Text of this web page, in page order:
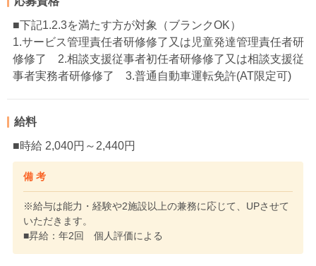
■下記1.2.3を満たす方が対象（ブランクOK）
1.サービス管理責任者研修修了又は児童発達管理責任者研
修修了 2.相談支援従事者初任者研修修了又は相談支援従
事者実務者研修修了 3.普通自動車運転免許(AT限定可)
給料
■時給 2,040円～2,440円
備 考
※給与は能力・経験や2施設以上の兼務に応じて、UPさせて
いただきます。
■昇給：年2回 個人評価による